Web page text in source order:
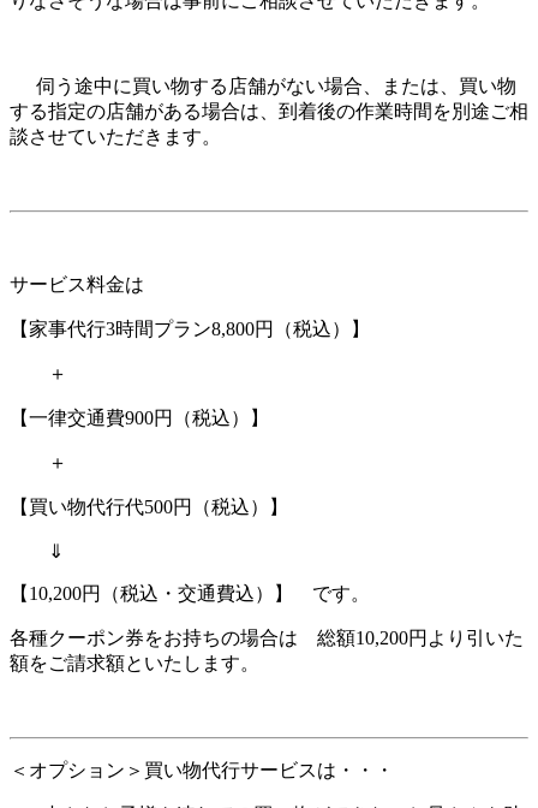
伺う途中に買い物する店舗がない場合、または、買い物
する指定の店舗がある場合は、到着後の作業時間を別途ご相
談させていただきます。
サービス料金は
【家事代行3時間プラン8,800円（税込）】
＋
【一律交通費900円（税込）】
＋
【買い物代行代500円（税込）】
⇓
【10,200円（税込・交通費込）】 です。
各種クーポン券をお持ちの場合は 総額10,200円より引いた
額をご請求額といたします。
＜オプション＞買い物代行サービスは・・・